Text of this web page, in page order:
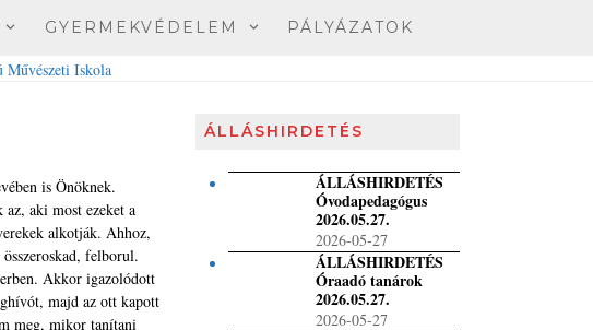
GYERMEKVÉDELEM PÁLYÁZATOK
is Önöknek.
aki most ezeket a
alkotják. Ahhoz,
felborul.
Akkor igazolódott
majd az ott kapott
meg, mikor tanítani
ÁLLÁSHIRDETÉS
ÁLLÁSHIRDETÉS
Óvodapedagógus
2026.05.27.
2026-05-27
ÁLLÁSHIRDETÉS
Óraadó tanárok
2026.05.27.
2026-05-27